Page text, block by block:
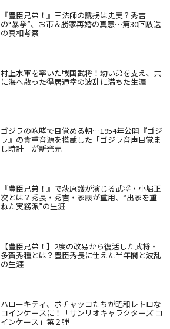
『豊臣兄弟！』三法師の誘拐は史実？秀吉
の“暴挙”、お市＆勝家再婚の真意…第30回放送
の真相考察
村上水軍を率いた戦国武将！幼い弟を支え、共
に海へ散った得居通幸の波乱に満ちた生涯
ゴジラの咆哮で目覚める朝…1954年公開『ゴジ
ラ』の貴重音源を搭載した「ゴジラ音声目覚ま
し時計」が新発売
『豊臣兄弟！』で萩原護が演じる武将・小堀正
次とは？秀長・秀吉・家康が重用、“出家を重
ねた実務派”の生涯
【豊臣兄弟！】2度の改易から復活した武将・
多賀秀種とは？豊臣秀長に仕えた半年間と波乱
の生涯
ハローキティ、ポチャッコたちが昭和レトロな
コインケースに！「サンリオキャラクターズ コ
インケース」第２弾